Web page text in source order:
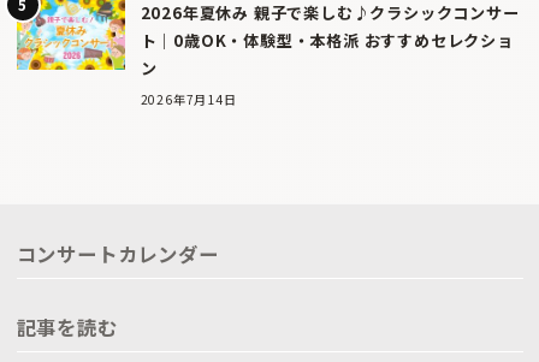
2026年夏休み 親子で楽しむ♪クラシックコンサー
ト｜0歳OK・体験型・本格派 おすすめセレクショ
ン
2026年7月14日
コンサートカレンダー
記事を読む